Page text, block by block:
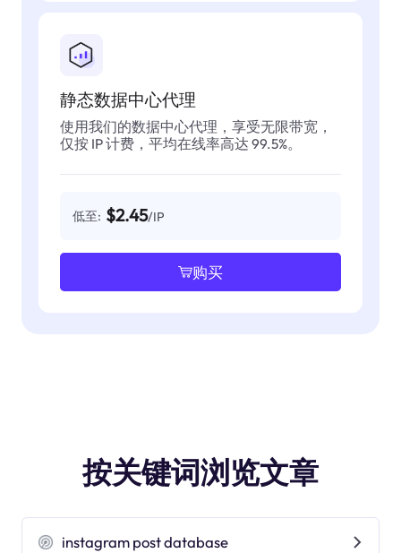
静态数据中心代理
使用我们的数据中心代理，享受无限带宽，
仅按 IP 计费，平均在线率高达 99.5%。
低至: $2.45/IP
购买
按关键词浏览文章
instagram post database